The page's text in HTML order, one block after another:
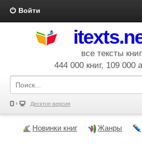
Войти
все тексты книг
444 000 книг, 109 000
Десктоп версия
Новинки книг Жанры